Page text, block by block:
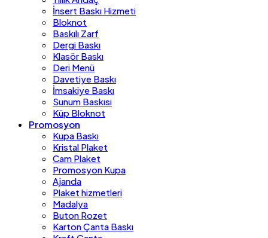
İnsert Baskı Hizmeti
Bloknot
Baskılı Zarf
Dergi Baskı
Klasör Baskı
Deri Menü
Davetiye Baskı
İmsakiye Baskı
Sunum Baskısı
Küp Bloknot
Promosyon
Kupa Baskı
Kristal Plaket
Cam Plaket
Promosyon Kupa
Ajanda
Plaket hizmetleri
Madalya
Buton Rozet
Karton Çanta Baskı